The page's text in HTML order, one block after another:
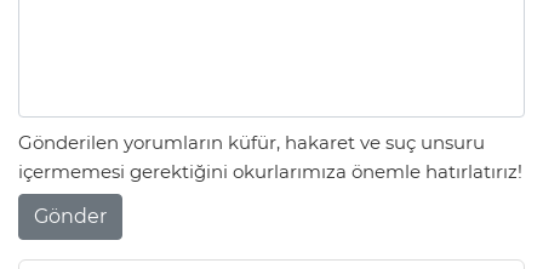
Gönderilen yorumların küfür, hakaret ve suç unsuru
içermemesi gerektiğini okurlarımıza önemle hatırlatırız!
Gönder